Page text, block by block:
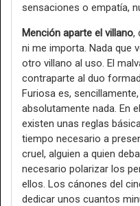
sensaciones o empatía,
Mención aparte el villano,
ni me importa. Nada que
otro villano al uso. El
contraparte al duo
Furiosa es,
absolutamente nada. En
existen unas reglas
tiempo necesario a
cruel, alguien a quien
necesario polarizar los
ellos. Los cánones del
dedicar unos cuantos